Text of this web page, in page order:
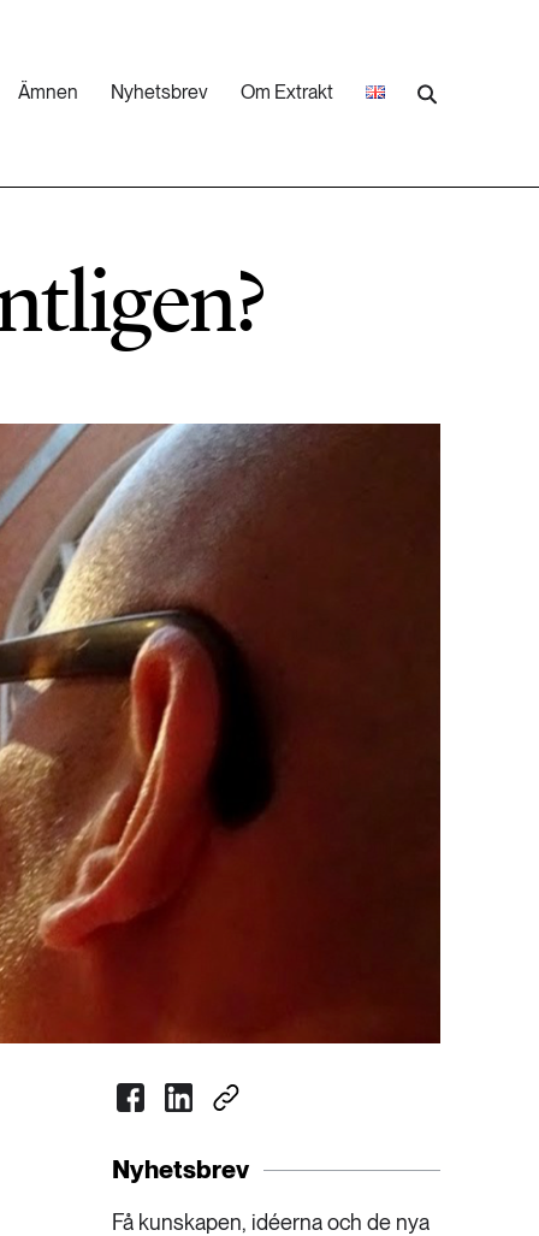
Ämnen Nyhetsbrev Om Extrakt
ARTIKLAR
ARTIKLAR
Nyhetsbrev
Få kunskapen, idéerna och de nya